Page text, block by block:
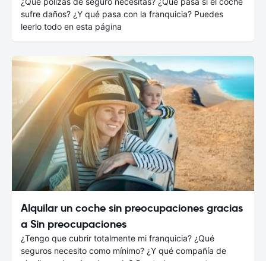
sufre daños? ¿Y qué pasa con la franquicia? Puedes
leerlo todo en esta página
Alquilar un coche sin preocupaciones gracias
a Sin preocupaciones
¿Tengo que cubrir totalmente mi franquicia? ¿Qué
seguros necesito como mínimo? ¿Y qué compañía de